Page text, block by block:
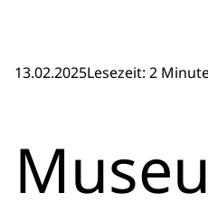
13.02.2025Lesezeit: 2